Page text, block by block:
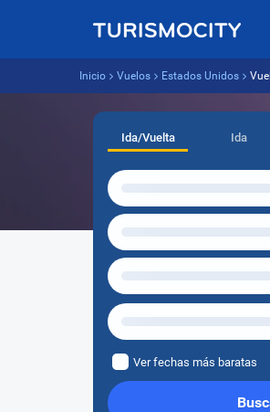
Inicio Vuelos Estados Unidos
Ida/Vuelta Ida
Ver fechas más baratas